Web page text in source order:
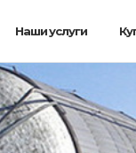
Наши услуги